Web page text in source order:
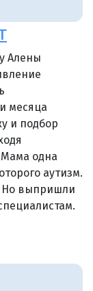
Алены
месяца
и подбор
Мама одна
аутизм.
Но выпришли